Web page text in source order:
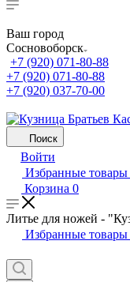
Ваш город
Сосновоборск
+7 (920) 071-80-88
+7 (920) 071-80-88
+7 (920) 037-70-00
Поиск
Войти
Избранные товары
Корзина 0
Литье для ножей -
Избранные товары